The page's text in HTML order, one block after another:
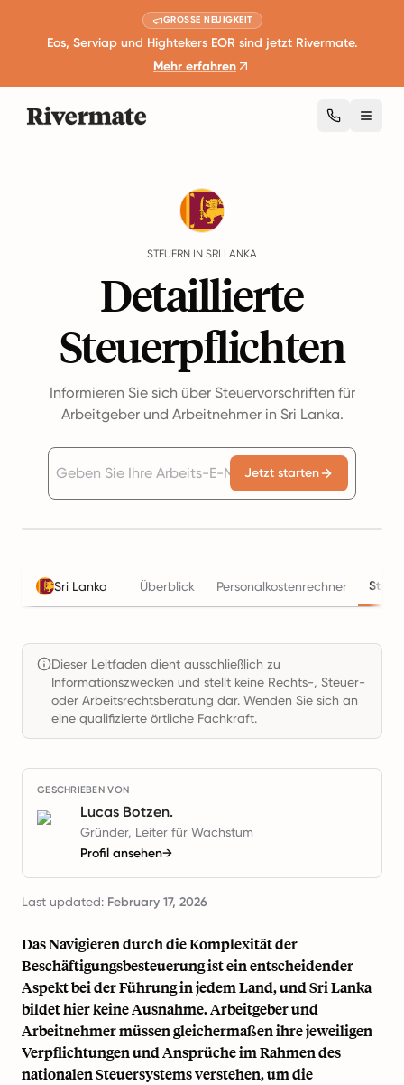
GROSSE NEUIGKEIT
Eos, Serviap und Hightekers EOR sind jetzt Rivermate.
Mehr erfahren
STEUERN IN SRI LANKA
Detaillierte
Steuerpflichten
Informieren Sie sich über Steuervorschriften für
Arbeitgeber und Arbeitnehmer in Sri Lanka.
Jetzt starten
Sri Lanka Überblick Personalkostenrechner
Dieser Leitfaden dient ausschließlich zu
Informationszwecken und stellt keine Rechts-, Steuer-
oder Arbeitsrechtsberatung dar. Wenden Sie sich an
eine qualifizierte örtliche Fachkraft.
GESCHRIEBEN VON
Lucas Botzen.
Gründer, Leiter für Wachstum
Profil ansehen→
Last updated: February 17, 2026
Das Navigieren durch die Komplexität der
Beschäftigungsbesteuerung ist ein entscheidender
Aspekt bei der Führung in jedem Land, und Sri Lanka
bildet hier keine Ausnahme. Arbeitgeber und
Arbeitnehmer müssen gleichermaßen ihre jeweiligen
Verpflichtungen und Ansprüche im Rahmen des
nationalen Steuersystems verstehen, um die